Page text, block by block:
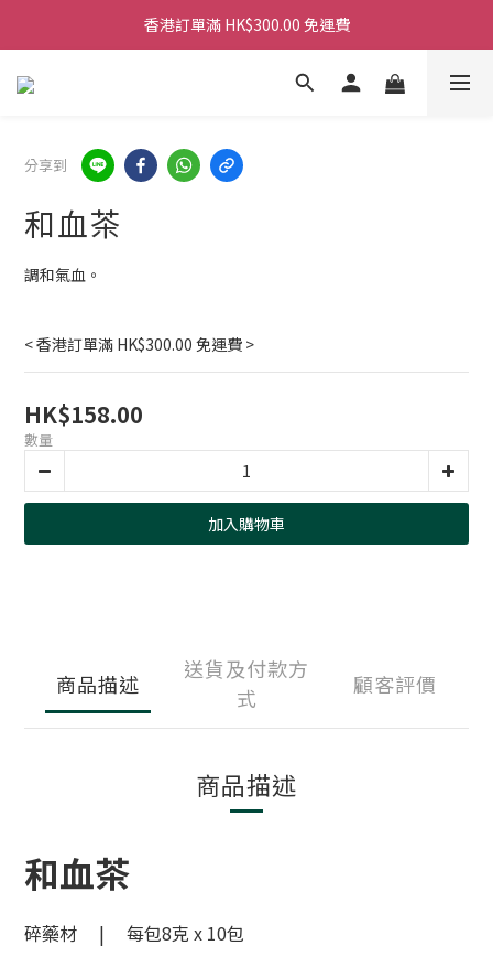
香港訂單滿 HK$300.00 免運費
香港訂單滿 HK$300.00 免運費
香港訂單滿 HK$300.00 免運費
分享到
和血茶
調和氣血。
< 香港訂單滿 HK$300.00 免運費 >
HK$158.00
數量
加入購物車
商品描述
送貨及付款方
式
顧客評價
商品描述
和血茶
碎藥材 | 每包8克 x 10包